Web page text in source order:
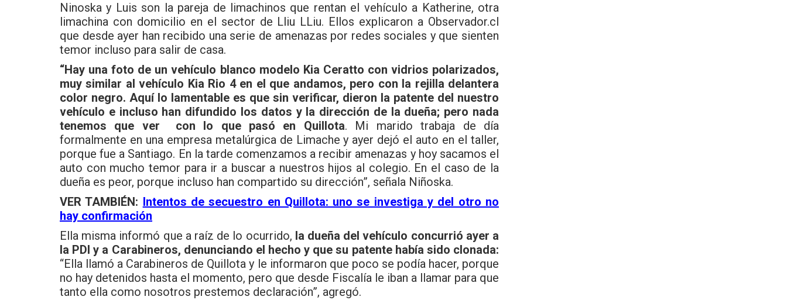
Ninoska y Luis son la pareja de limachinos que rentan el vehículo a Katherine, otra
limachina con domicilio en el sector de Lliu LLiu. Ellos explicaron a Observador.cl
que desde ayer han recibido una serie de amenazas por redes sociales y que sienten
temor incluso para salir de casa.
“Hay una foto de un vehículo blanco modelo Kia Ceratto con vidrios polarizados,
muy similar al vehículo Kia Rio 4 en el que andamos, pero con la rejilla delantera
color negro. Aquí lo lamentable es que sin verificar, dieron la patente del nuestro
vehículo e incluso han difundido los datos y la dirección de la dueña; pero nada
tenemos que ver con lo que pasó en Quillota. Mi marido trabaja de día
formalmente en una empresa metalúrgica de Limache y ayer dejó el auto en el taller,
porque fue a Santiago. En la tarde comenzamos a recibir amenazas y hoy sacamos el
auto con mucho temor para ir a buscar a nuestros hijos al colegio. En el caso de la
dueña es peor, porque incluso han compartido su dirección”, señala Niñoska.
VER TAMBIÉN: Intentos de secuestro en Quillota: uno se investiga y del otro no
hay confirmación
Ella misma informó que a raíz de lo ocurrido, la dueña del vehículo concurrió ayer a
la PDI y a Carabineros, denunciando el hecho y que su patente había sido clonada:
“Ella llamó a Carabineros de Quillota y le informaron que poco se podía hacer, porque
no hay detenidos hasta el momento, pero que desde Fiscalía le iban a llamar para que
tanto ella como nosotros prestemos declaración”, agregó.